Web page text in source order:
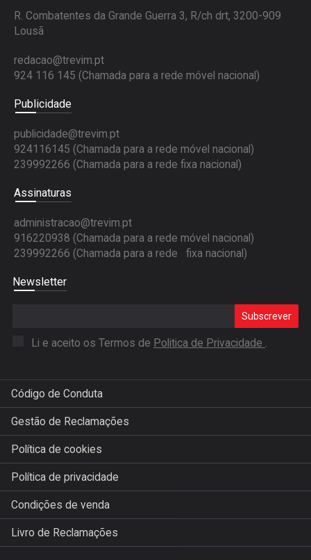
R. Combatentes da Grande Guerra 3, R/ch drt, 3200-909
Lousã
redacao@trevim.pt
924 116 145 (Chamada para a rede móvel nacional)
Publicidade
publicidade@trevim.pt
924116145 (Chamada para a rede móvel nacional)
239992266 (Chamada para a rede fixa nacional)
Assinaturas
administracao@trevim.pt
916220938 (Chamada para a rede móvel nacional)
239992266 (Chamada para a rede fixa nacional)
Newsletter
Subscrever
Li e aceito os Termos de Politica de Privacidade .
Código de Conduta
Gestão de Reclamações
Política de cookies
Política de privacidade
Condições de venda
Livro de Reclamações